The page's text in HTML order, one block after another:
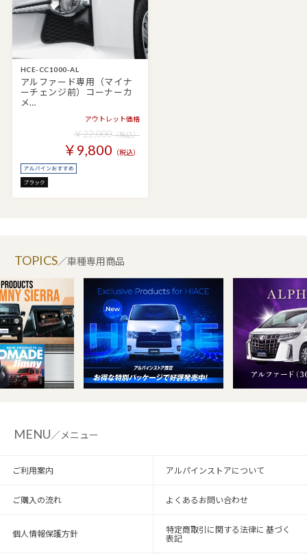
HCE-CC1000-AL
アルファード専用（マイナ
ーチェンジ前）コーナーカ
メ…
アウトレット価格
￥22,000（税込）
￥9,800 （税込）
／車種専用商品
MENU／メニュー
ご利用案内 アルパインストアについて
ご購入の流れ よくあるお問い合わせ
個人情報保護方針
特定商取引に関する法律に 基づく
表記